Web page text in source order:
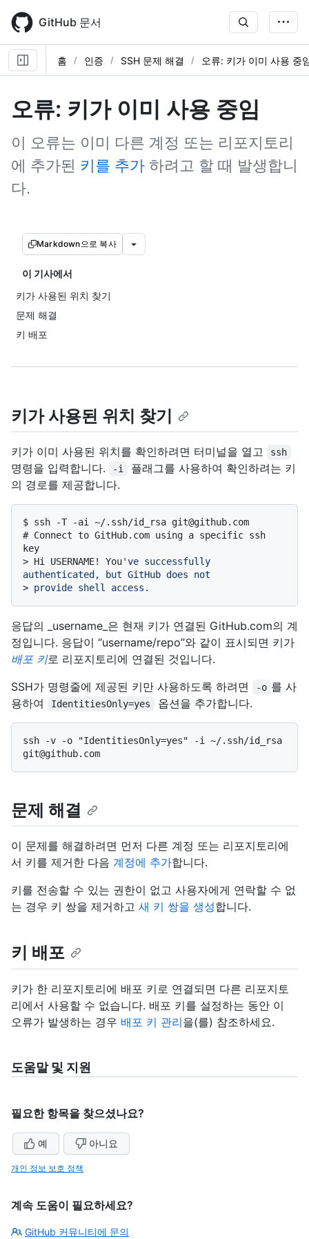
main
content
GitHub 문서
홈 인증 SSH 문제 해결 오류: 키가 이미 사용 중
오류: 키가 이미 사용 중임
이 오류는 이미 다른 계정 또는 리포지토리
에 추가된 키를 추가 하려고 할 때 발생합니
다.
Markdown으로 복사
이 기사에서
키가 사용된 위치 찾기
문제 해결
키 배포
키가 사용된 위치 찾기
키가 이미 사용된 위치를 확인하려면 터미널을 열고 ssh
명령을 입력합니다. -i
플래그를 사용하여 확인하려는 키
의 경로를 제공합니다.
$ ssh -T -ai ~/.ssh/id_rsa git@github.com
# Connect to GitHub.com using a specific ssh
key
> Hi USERNAME! You've successfully
authenticated, but GitHub does not
> provide shell access.
응답의 _username_은 현재 키가 연결된 GitHub.com의 계
정입니다. 응답이 “username/repo”와 같이 표시되면 키가
배포 키로 리포지토리에 연결된 것입니다.
SSH가 명령줄에 제공된 키만 사용하도록 하려면
-o 를 사
용하여
IdentitiesOnly=yes 옵션을 추가합니다.
ssh -v -o "IdentitiesOnly=yes" -i ~/.ssh/id_rsa
문제 해결
이 문제를 해결하려면 먼저 다른 계정 또는 리포지토리에
서 키를 제거한 다음 계정에 추가합니다.
키를 전송할 수 있는 권한이 없고 사용자에게 연락할 수 없
는 경우 키 쌍을 제거하고 새 키 쌍을 생성합니다.
키 배포
키가 한 리포지토리에 배포 키로 연결되면 다른 리포지토
리에서 사용할 수 없습니다. 배포 키를 설정하는 동안 이
오류가 발생하는 경우 배포 키 관리을(를) 참조하세요.
도움말 및 지원
필요한 항목을 찾으셨나요?
예 아니요
개인 정보 보호 정책
계속 도움이 필요하세요?
GitHub 커뮤니티에 문의